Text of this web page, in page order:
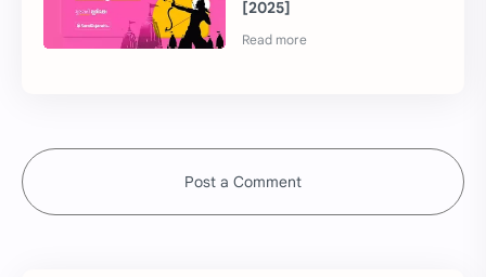
[2025]
Post a Comment